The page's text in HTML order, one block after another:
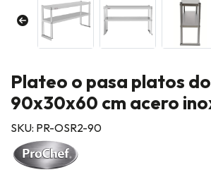
Plateo o pasa platos
90x30x60 cm acero
SKU: PR-OSR2-90